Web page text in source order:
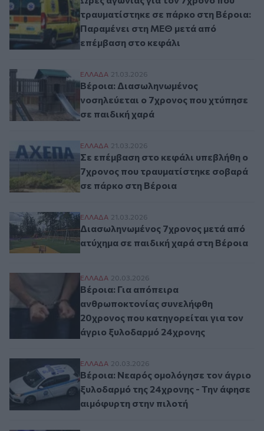
τραυματίστηκε σε πάρκο στη Βέροια:
Παραμένει στη ΜΕΘ μετά από
επέμβαση στο κεφάλι
Βέροια: Διασωληνωμένος νοσηλεύεται ο
ΕΛΛAΔΑ 21.03.2026
Βέροια: Διασωληνωμένος
νοσηλεύεται ο 7χρονος που χτύπησε
σε παιδική χαρά
Σε επέμβαση στο κεφάλι υπεβλήθη ο
ΕΛΛAΔΑ 21.03.2026
Σε επέμβαση στο κεφάλι υπεβλήθη ο
7χρονος που τραυματίστηκε σοβαρά
σε πάρκο στη Βέροια
Διασωληνωμένος 7χρονος μετά από
ΕΛΛAΔΑ 21.03.2026
Διασωληνωμένος 7χρονος μετά από
ατύχημα σε παιδική χαρά στη Βέροια
Βέροια: Για απόπειρα ανθρωποκτονίας
ΕΛΛAΔΑ 20.03.2026
Βέροια: Για απόπειρα
ανθρωποκτονίας συνελήφθη
20χρονος που κατηγορείται για τον
άγριο ξυλοδαρμό 24χρονης
Βέροια: Νεαρός ομολόγησε τον άγριο
ΕΛΛAΔΑ 20.03.2026
Βέροια: Νεαρός ομολόγησε τον άγριο
ξυλοδαρμό της 24χρονης - Την άφησε
αιμόφυρτη στην πιλοτή